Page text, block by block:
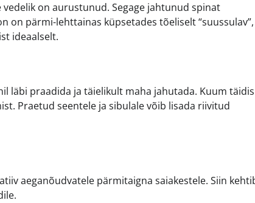
on aurustunud. Segage jahtunud spinat
on pärmi-lehttainas küpsetades tõeliselt “suussulav”,
ideaalselt.
läbi praadida ja täielikult maha jahutada. Kuum täidis
Praetud seentele ja sibulale võib lisada riivitud
aeganõudvatele pärmitaigna saiakestele. Siin